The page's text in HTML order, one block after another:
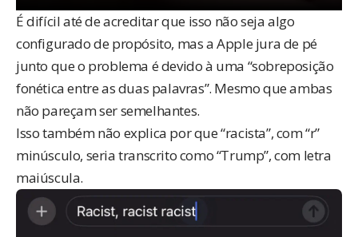
É difícil até de acreditar que isso não seja algo
configurado de propósito, mas a Apple jura de pé
junto que o problema é devido à uma “sobreposição
fonética entre as duas palavras”. Mesmo que ambas
não pareçam ser semelhantes.
Isso também não explica por que “racista”, com “r”
minúsculo, seria transcrito como “Trump”, com letra
maiúscula.